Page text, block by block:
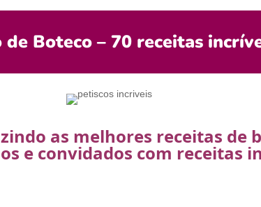
de Boteco – 70 receitas
as melhores receitas de
e convidados com receitas